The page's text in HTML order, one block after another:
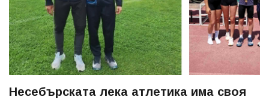
Несебърската лека атлетика има своя